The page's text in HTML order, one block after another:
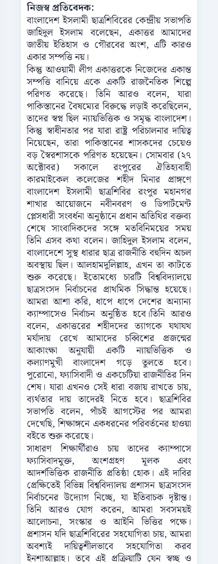
নিজস্ব প্রতিবেদক:
বাংলাদেশ ইসলামী ছাত্রশিবিরের কেন্দ্রীয় সভাপতি
জাহিদুল ইসলাম বলেছেন, একাত্তর আমাদের
জাতীয় ইতিহাস ও গৌরবের অংশ, এটি কারও
একার সম্পত্তি নয়।
কিন্তু আওয়ামী লীগ একাত্তরকে নিজেদের একান্ত
সম্পত্তি বানিয়ে একে একটি রাজনৈতিক শিল্পে
পরিণত করেছে। তিনি আরও বলেন, যারা
পাকিস্তানের বৈষম্যের বিরুদ্ধে লড়াই করেছিলেন,
তাদের স্বপ্ন ছিল ন্যায়ভিত্তিক ও সমৃদ্ধ বাংলাদেশ।
কিন্তু স্বাধীনতার পর যারা রাষ্ট্র পরিচালনার দায়িত্ব
নিয়েছেন, তারা পাকিস্তানের শাসকদের চেয়েও
বড় স্বৈরশাসকে পরিণত হয়েছেন। সোমবার (২৭
অক্টোবর) সকালে রংপুরের ঐতিহ্যবাহী
কারমাইকেল কলেজের শহীদ মিনার প্রাঙ্গণে
বাংলাদেশ ইসলামী ছাত্রশিবির রংপুর মহানগর
শাখার আয়োজনে নবীনবরণ ও ডিপার্টমেন্ট
প্লেসধারী সংবর্ধনা অনুষ্ঠানে প্রধান অতিথির বক্তব্য
শেষে সাংবাদিকদের সঙ্গে মতবিনিময়ের সময়
তিনি এসব কথা বলেন। জাহিদুল ইসলাম বলেন,
বাংলাদেশে সুস্থ ধারার ছাত্র রাজনীতি বহুদিন অচল
অবস্থায় ছিল। আলহামদুলিল্লাহ, এখন তা কাটতে
শুরু করেছে। ইতোমধ্যে চারটি বিশ্ববিদ্যালয়ে
ছাত্রসংসদ নির্বাচনের প্রাথমিক সিদ্ধান্ত হয়েছে।
আমরা আশা করি, ধাপে ধাপে দেশের অন্যান্য
ক্যাম্পাসেও নির্বাচন অনুষ্ঠিত হবে।তিনি আরও
বলেন, একাত্তরের শহীদদের ত্যাগকে যথাযথ
মর্যাদায় রেখে আমাদের চব্বিশের প্রজন্মের
আকাংক্ষা অনুযায়ী একটি ন্যায়ভিত্তিক ও
কল্যাণমুখী বাংলাদেশ গড়ে তুলতে হবে।
পুরোনো, ফ্যাসিবাদী ও একচেটিয়া রাজনীতির দিন
শেষ। যারা এখনও সেই ধারা বজায় রাখতে চায়,
ব্যর্থতার দায় তাদেরই নিতে হবে। ছাত্রশিবির
সভাপতি বলেন, পাঁচই আগস্টের পর আমরা
দেখেছি, শিক্ষাঙ্গনে একধরনের পরিবর্তনের হাওয়া
বইতে শুরু করেছে।
সাধারণ শিক্ষার্থীরাও চায় তাদের ক্যাম্পাসে
ফ্যাসিবাদমুক্ত, অংশগ্রহণ মূলক এবং
আদর্শভিত্তিক রাজনীতি প্রতিষ্ঠা হোক। এই দাবির
প্রেক্ষিতেই বিভিন্ন বিশ্ববিদ্যালয় প্রশাসন ছাত্রসংসদ
নির্বাচনের উদ্যোগ নিচ্ছে, যা ইতিবাচক দৃষ্টান্ত।
তিনি আরও যোগ করেন, আমরা সবসময়ই
আলোচনা, সংস্কার ও আইনি ভিত্তির পক্ষে।
প্রশাসন যদি ছাত্রশিবিরের সহযোগিতা চায়, আমরা
অবশ্যই দায়িত্বশীলভাবে সহযোগিতা করব
ইনশাআল্লাহ। তবে এই প্রক্রিয়াটি যেন স্বচ্ছ ও